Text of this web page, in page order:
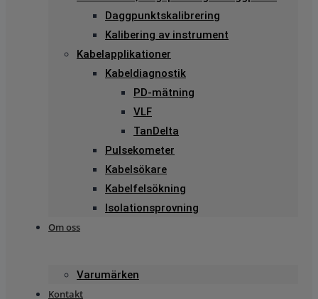
Daggpunktskalibrering
Kalibering av instrument
Kabelapplikationer
Kabeldiagnostik
PD-mätning
VLF
TanDelta
Pulsekometer
Kabelsökare
Kabelfelsökning
Isolationsprovning
Om oss
Varumärken
Kontakt